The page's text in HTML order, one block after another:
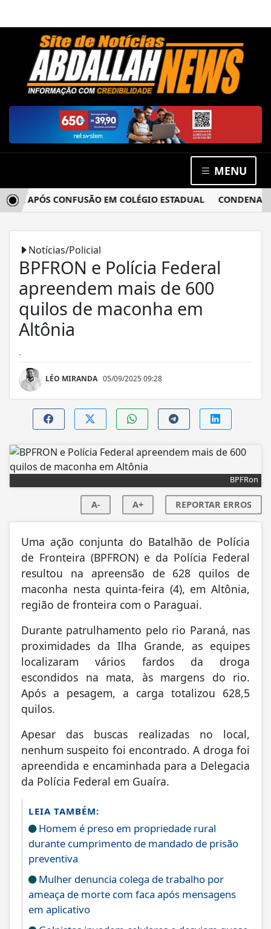
MENU
APÓS CONFUSÃO EM COLÉGIO ESTADUAL CONDENADO
Notícias/Policial
BPFRON e Polícia Federal
apreendem mais de 600
quilos de maconha em
Altônia
.
LÉO MIRANDA 05/09/2025 09:28
BPFRon
A- A+ REPORTAR ERROS
Uma ação conjunta do Batalhão de Polícia
de Fronteira (BPFRON) e da Polícia Federal
resultou na apreensão de 628 quilos de
maconha nesta quinta-feira (4), em Altônia,
região de fronteira com o Paraguai.
Durante patrulhamento pelo rio Paraná, nas
proximidades da Ilha Grande, as equipes
localizaram vários fardos da droga
escondidos na mata, às margens do rio.
Após a pesagem, a carga totalizou 628,5
quilos.
Apesar das buscas realizadas no local,
nenhum suspeito foi encontrado. A droga foi
apreendida e encaminhada para a Delegacia
da Polícia Federal em Guaíra.
LEIA TAMBÉM:
Homem é preso em propriedade rural
durante cumprimento de mandado de prisão
preventiva
Mulher denuncia colega de trabalho por
ameaça de morte com faca após mensagens
em aplicativo